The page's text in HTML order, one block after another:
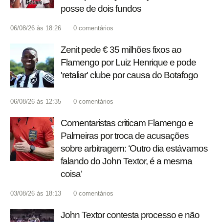
posse de dois fundos
06/08/26 às 18:26 0 comentários
Zenit pede € 35 milhões fixos ao
Flamengo por Luiz Henrique e pode
'retaliar' clube por causa do Botafogo
06/08/26 às 12:35 0 comentários
Comentaristas criticam Flamengo e
Palmeiras por troca de acusações
sobre arbitragem: ‘Outro dia estávamos
falando do John Textor, é a mesma
coisa’
03/08/26 às 18:13 0 comentários
John Textor contesta processo e não